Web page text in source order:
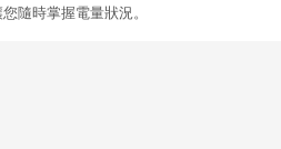
隨時掌握電量狀況。